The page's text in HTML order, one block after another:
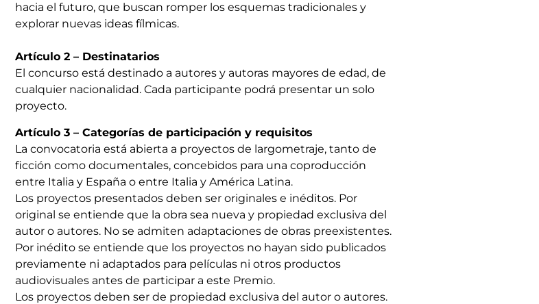
hacia el futuro, que buscan romper los esquemas tradicionales y
explorar nuevas ideas fílmicas.
Artículo 2 – Destinatarios
El concurso está destinado a autores y autoras mayores de edad, de
cualquier nacionalidad. Cada participante podrá presentar un solo
proyecto.
Artículo 3 – Categorías de participación y requisitos
La convocatoria está abierta a proyectos de largometraje, tanto de
ficción como documentales, concebidos para una coproducción
entre Italia y España o entre Italia y América Latina.
Los proyectos presentados deben ser originales e inéditos. Por
original se entiende que la obra sea nueva y propiedad exclusiva del
autor o autores. No se admiten adaptaciones de obras preexistentes.
Por inédito se entiende que los proyectos no hayan sido publicados
previamente ni adaptados para películas ni otros productos
audiovisuales antes de participar a este Premio.
Los proyectos deben ser de propiedad exclusiva del autor o autores.